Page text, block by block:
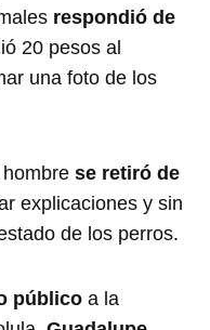
respondió de
20 pesos al
una foto de los
hombrese retiró de
explicaciones y sin
de los perros.
público a la